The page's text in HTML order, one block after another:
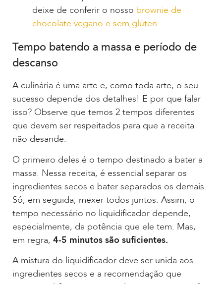
deixe de conferir o nosso brownie de
chocolate vegano e sem glúten.
Tempo batendo a massa e período de
descanso
A culinária é uma arte e, como toda arte, o seu
sucesso depende dos detalhes! E por que falar
isso? Observe que temos 2 tempos diferentes
que devem ser respeitados para que a receita
não desande.
O primeiro deles é o tempo destinado a bater a
massa. Nessa receita, é essencial separar os
ingredientes secos e bater separados os demais.
Só, em seguida, mexer todos juntos. Assim, o
tempo necessário no liquidificador depende,
especialmente, da potência que ele tem. Mas,
em regra, 4-5 minutos são suficientes.
A mistura do liquidificador deve ser unida aos
ingredientes secos e a recomendação que